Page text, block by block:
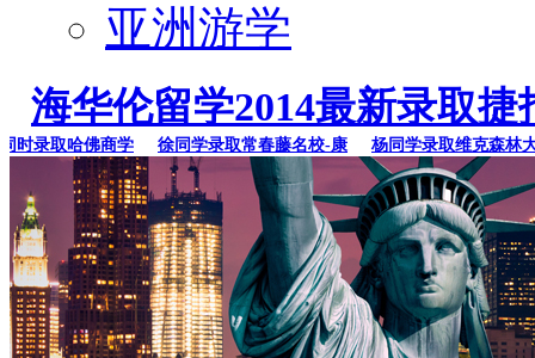
亚洲游学
海华伦留学2014最新录取捷
取哈佛商学 徐同学录取常春藤名校-康 杨同学录取维克森林大学